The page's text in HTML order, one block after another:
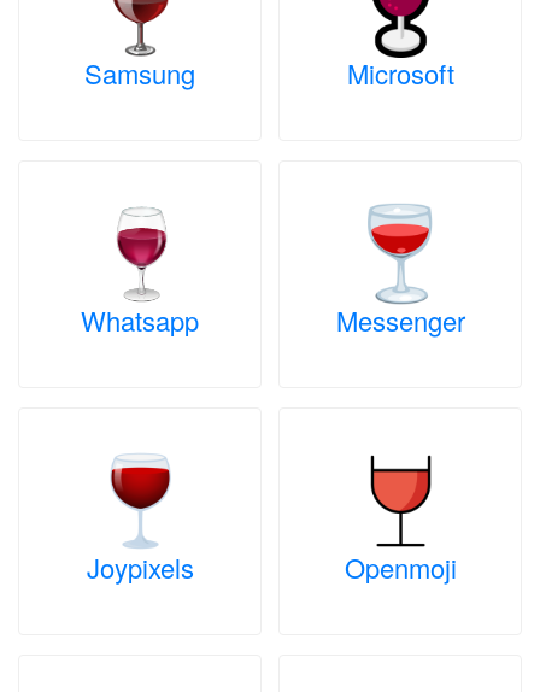
Samsung Microsoft
Whatsapp Messenger
Joypixels Openmoji